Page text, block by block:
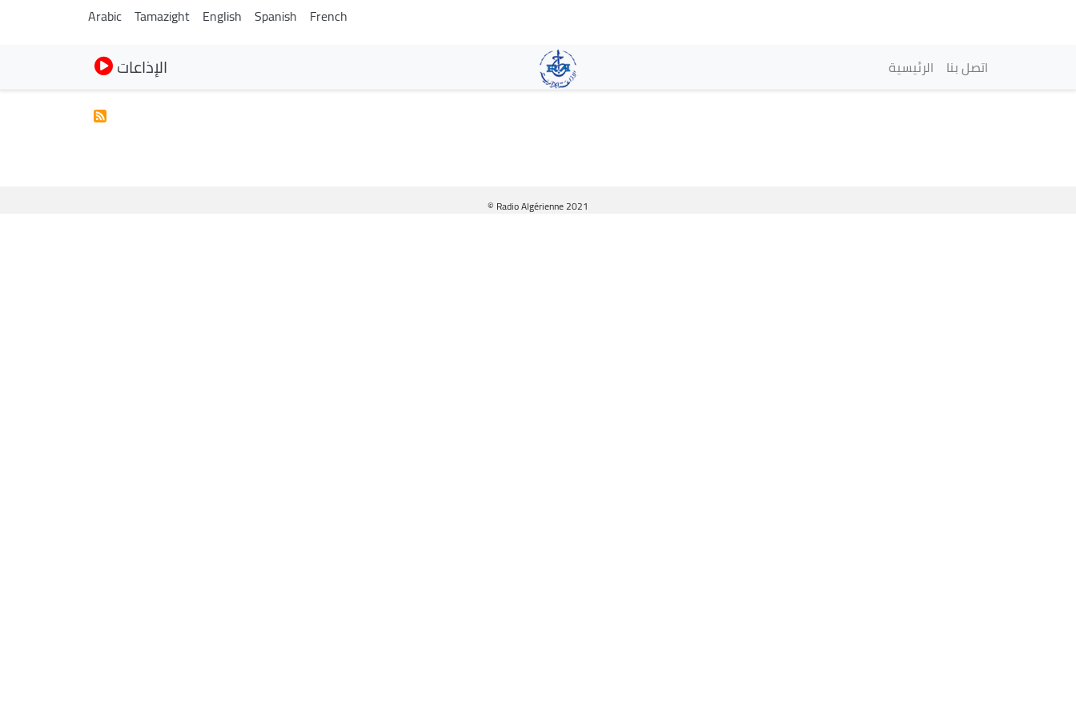
contenido
principal
Arabic Tamazight English Spanish French
الإذاعات Navegación
الرئيسية اتصل بنا
© Radio Algérienne 2021